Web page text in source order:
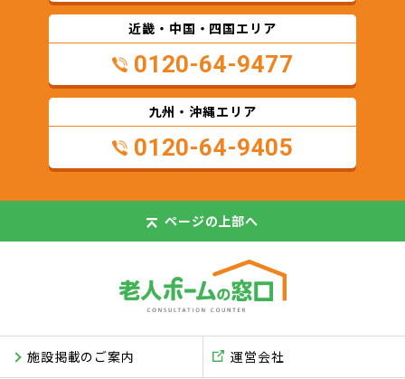
近畿・中国・四国エリア
0120-64-9477
九州・沖縄エリア
0120-64-9405
ページの上部へ
施設掲載のご案内 運営会社